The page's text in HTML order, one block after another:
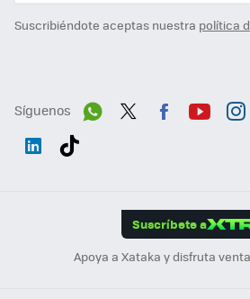
Suscribiéndote aceptas nuestra política
Síguenos
Suscríbete a
Apoya a Xataka y disfruta